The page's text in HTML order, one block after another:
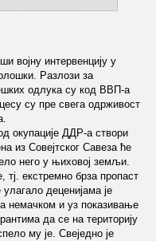
војну интервенцију у
Разлози за
одлука су код ВВП-а
су пре свега одрживост
окупације ДДР-а створи
из Совејтског Савеза ће
него у њиховој земљи.
екстремно брза пропаст
деценијама је
немачком и уз показивање
да се на територију
му је. Свеједно је